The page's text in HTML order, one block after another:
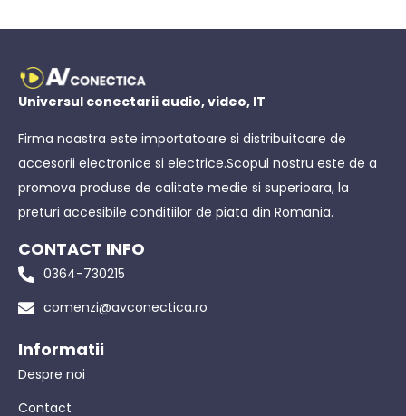
Universul conectarii audio, video, IT
Firma noastra este importatoare si distribuitoare de
accesorii electronice si electrice.Scopul nostru este de a
promova produse de calitate medie si superioara, la
preturi accesibile conditiilor de piata din Romania.
CONTACT INFO
0364-730215
comenzi@avconectica.ro
Informatii
Despre noi
Contact